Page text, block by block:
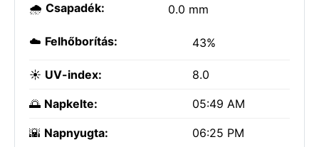
🌧️ Csapadék: 0.0 mm
☁️ Felhőborítás: 43%
☀️ UV-index: 8.0
🌅 Napkelte: 05:49 AM
🌇 Napnyugta: 06:25 PM